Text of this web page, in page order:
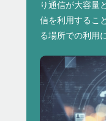
り通信が大容量
信を利用するこ
る場所での利用